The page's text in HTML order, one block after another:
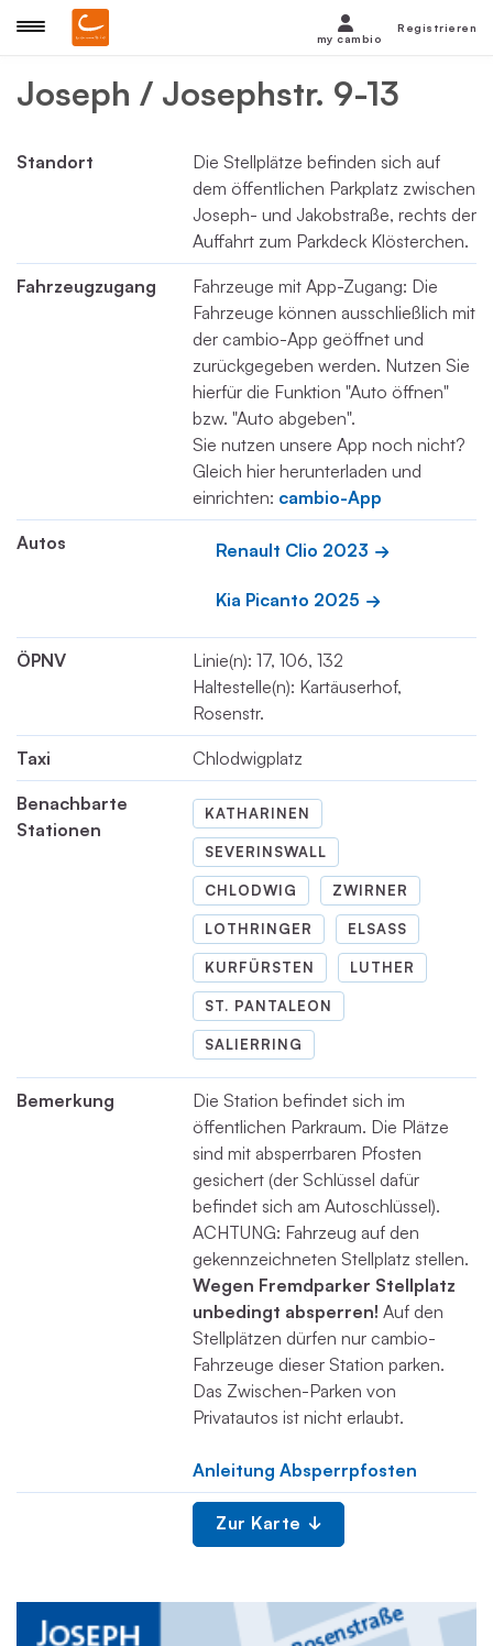
Joseph / Josephstr. 9-13
Standort
Die Stellplätze befinden sich auf
dem öffentlichen Parkplatz zwischen
Joseph- und Jakobstraße, rechts der
Auffahrt zum Parkdeck Klösterchen.
Fahrzeugzugang
Fahrzeuge mit App-Zugang: Die
Fahrzeuge können ausschließlich mit
der cambio-App geöffnet und
zurückgegeben werden. Nutzen Sie
hierfür die Funktion "Auto öffnen"
bzw. "Auto abgeben".
Sie nutzen unsere App noch nicht?
Gleich hier herunterladen und
einrichten: cambio-App
Autos Renault Clio 2023
Kia Picanto 2025
ÖPNV
Linie(n): 17, 106, 132
Haltestelle(n): Kartäuserhof,
Rosenstr.
Taxi Chlodwigplatz
Benachbarte
Stationen
KATHARINEN
SEVERINSWALL
CHLODWIG ZWIRNER
LOTHRINGER ELSASS
KURFÜRSTEN LUTHER
ST. PANTALEON
SALIERRING
Bemerkung
Die Station befindet sich im
öffentlichen Parkraum. Die Plätze
sind mit absperrbaren Pfosten
gesichert (der Schlüssel dafür
befindet sich am Autoschlüssel).
ACHTUNG: Fahrzeug auf den
gekennzeichneten Stellplatz stellen.
Wegen Fremdparker Stellplatz
unbedingt absperren! Auf den
Stellplätzen dürfen nur cambio-
Fahrzeuge dieser Station parken.
Das Zwischen-Parken von
Privatautos ist nicht erlaubt.
Anleitung Absperrpfosten
Zur Karte
my cambio
Registrieren